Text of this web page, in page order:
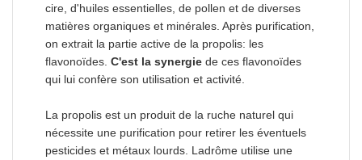
cire, d'huiles essentielles, de pollen et de diverses
matières organiques et minérales. Après purification,
on extrait la partie active de la propolis: les
flavonoïdes. C'est la synergie de ces flavonoïdes
qui lui confère son utilisation et activité.
La propolis est un produit de la ruche naturel qui
nécessite une purification pour retirer les éventuels
pesticides et métaux lourds. Ladrôme utilise une